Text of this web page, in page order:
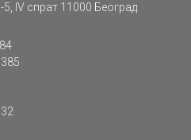
IV спрат 11000 Београд